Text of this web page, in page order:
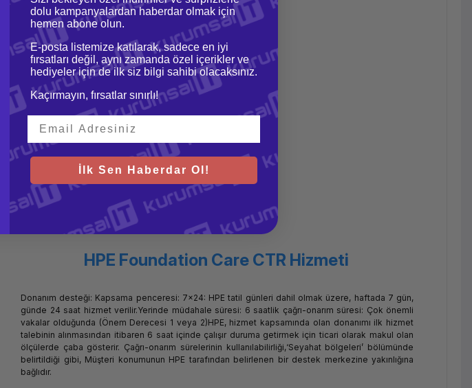
HPE Foundation Care CTR Hizmeti
Donanım desteği: Kapsama penceresi: 7x24: HPE tatil günleri dahil olmak üzere, haftada 7 gün,
günde 24 saat hizmet verilir.Yerinde müdahale süresi: 6 saatlik çağrı-onarım süresi: Çok önemli
vakalar olduğunda (Önem Derecesi 1 veya 2)HPE, hizmet kapsamında olan donanımı ilk hizmet
talebinin alınmasından itibaren 6 saat içinde çalışır duruma getirmek için ticari olarak makul olan
ölçülerde çaba gösterir. Çağrı-onarım sürelerinin kullanılabilirliği,‘Seyahat bölgeleri’ bölümünde
belirtildiği gibi, Müşteri konumunun HPE tarafından belirlenen bir destek merkezine yakınlığına
bağlıdır.
dolu kampanyalardan haberdar olmak için
hemen abone olun.
E-posta listemize katılarak, sadece en iyi
fırsatları değil, aynı zamanda özel içerikler ve
hediyeler için de ilk siz bilgi sahibi olacaksınız.
Kaçırmayın, fırsatlar sınırlı!
İlk Sen Haberdar Ol!